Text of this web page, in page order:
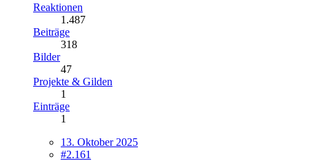
Reaktionen
1.487
Beiträge
318
Bilder
47
Projekte & Gilden
1
Einträge
1
13. Oktober 2025
#2.161